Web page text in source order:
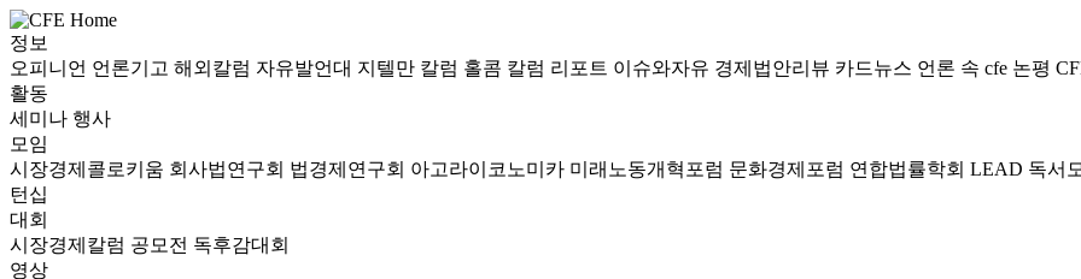
정보
오피니언 언론기고 해외칼럼 자유발언대 지텔만 칼럼 홀콤 칼럼 리포트 이슈와자유 경제법안리뷰 카드뉴스 언론 속 cfe 논평
활동
세미나 행사
모임
시장경제콜로키움 회사법연구회 법경제연구회 아고라이코노미카 미래노동개혁포럼 문화경제포럼 연합법률학회 LEAD 독서
턴십
대회
시장경제칼럼 공모전 독후감대회
영상